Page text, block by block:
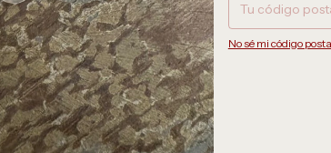
No sé mi código